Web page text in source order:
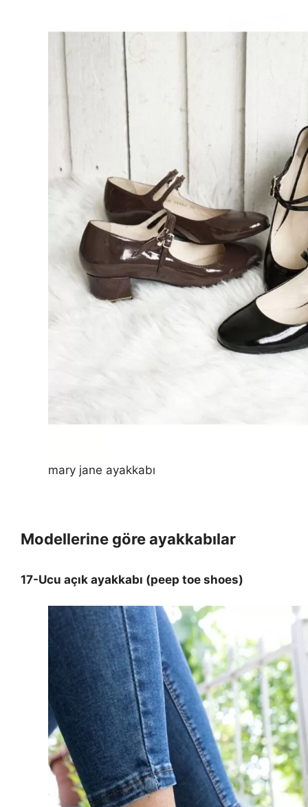
mary jane ayakkabı
Modellerine göre ayakkabılar
17-Ucu açık ayakkabı (peep toe shoes)